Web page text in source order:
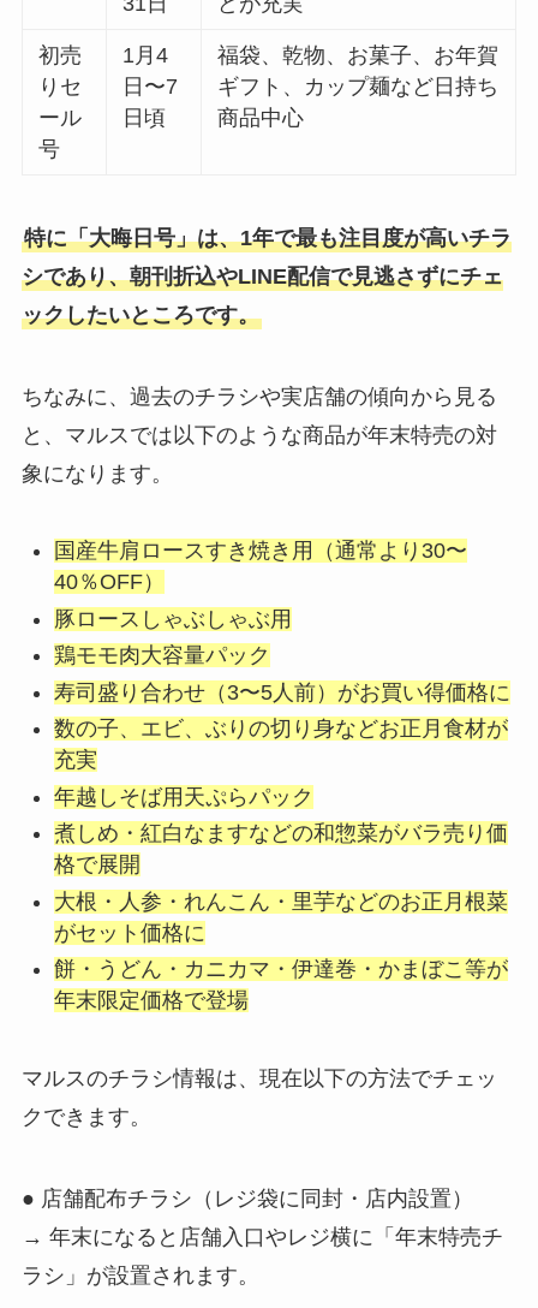
初売
りセ
ール
号
1月4
日〜7
日頃
福袋、乾物、お菓子、お年賀
ギフト、カップ麺など日持ち
商品中心
特に「大晦日号」は、1年で最も注目度が高いチラ
シであり、朝刊折込やLINE配信で見逃さずにチェ
ックしたいところです。
ちなみに、過去のチラシや実店舗の傾向から見る
と、マルスでは以下のような商品が年末特売の対
象になります。
国産牛肩ロースすき焼き用（通常より30〜
40％OFF）
豚ロースしゃぶしゃぶ用
鶏モモ肉大容量パック
寿司盛り合わせ（3〜5人前）がお買い得価格に
数の子、エビ、ぶりの切り身などお正月食材が
充実
年越しそば用天ぷらパック
煮しめ・紅白なますなどの和惣菜がバラ売り価
格で展開
大根・人参・れんこん・里芋などのお正月根菜
がセット価格に
餅・うどん・カニカマ・伊達巻・かまぼこ等が
年末限定価格で登場
マルスのチラシ情報は、現在以下の方法でチェッ
クできます。
● 店舗配布チラシ（レジ袋に同封・店内設置）
→ 年末になると店舗入口やレジ横に「年末特売チ
ラシ」が設置されます。